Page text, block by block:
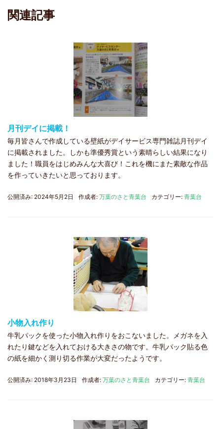
関連記事
月刊デイに掲載！
毎月皆さんで作成している壁紙がデイサービス専門雑誌月刊デイ
に掲載されました。しかも準優秀賞という素晴らしい結果になり
ました！職員をはじめみんな大喜び！これを機にまた素敵な作品
を作っていきたいと思っております。
公開済み: 2024年5月2日 作成者: 万葉のさと青葉台 カテゴリー: 青葉台
小物入れ作り
牛乳パックを使った小物入れ作りをおこないました。メガネを入
れたり鍵などを入れておける大きさの物です。牛乳パック貼る色
の紙を細かく測り切る作業が大変だったようです。
公開済み: 2018年3月23日 作成者: 万葉のさと青葉台 カテゴリー: 青葉台